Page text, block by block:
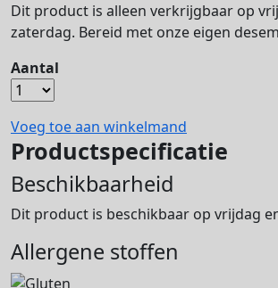
Dit product is alleen verkrijgbaar op
zaterdag. Bereid met onze eigen
Aantal
Voeg toe aan winkelmand
Productspecificatie
Beschikbaarheid
Dit product is beschikbaar op vrijdag
Allergene stoffen